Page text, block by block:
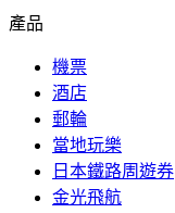
產品
機票
酒店
郵輪
當地玩樂
日本鐵路周遊券
金光飛航